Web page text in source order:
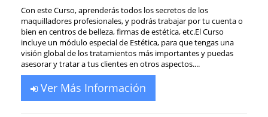
Con este Curso, aprenderás todos los secretos de los
maquilladores profesionales, y podrás trabajar por tu cuenta o
bien en centros de belleza, firmas de estética, etc.El Curso
incluye un módulo especial de Estética, para que tengas una
visión global de los tratamientos más importantes y puedas
asesorar y tratar a tus clientes en otros aspectos....
Ver Más Información